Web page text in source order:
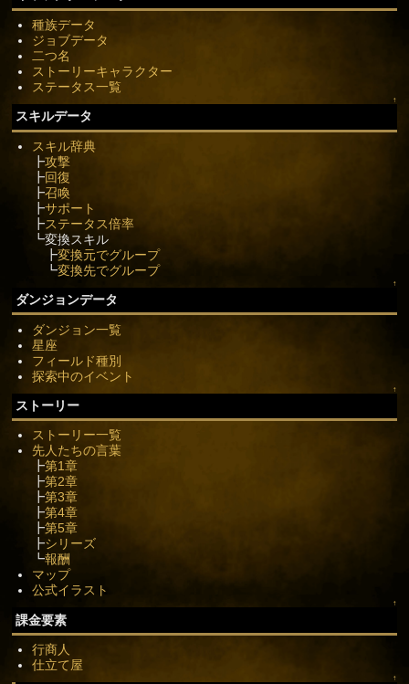
種族データ
ジョブデータ
二つ名
ストーリーキャラクター
ステータス一覧
↑
スキルデータ
スキル辞典
┣攻撃
┣回復
┣召喚
┣サポート
┣ステータス倍率
┗変換スキル
┣変換元でグループ
┗変換先でグループ
↑
ダンジョンデータ
ダンジョン一覧
星座
フィールド種別
探索中のイベント
↑
ストーリー
ストーリー一覧
先人たちの言葉
┣第1章
┣第2章
┣第3章
┣第4章
┣第5章
┣シリーズ
┗報酬
マップ
公式イラスト
↑
課金要素
行商人
仕立て屋
↑